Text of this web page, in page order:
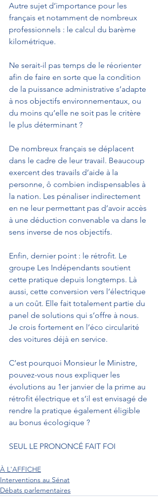
Autre sujet d’importance pour les
français et notamment de nombreux
professionnels : le calcul du barème
kilométrique.
Ne serait-il pas temps de le réorienter
afin de faire en sorte que la condition
de la puissance administrative s’adapte
à nos objectifs environnementaux, ou
du moins qu’elle ne soit pas le critère
le plus déterminant ?
De nombreux français se déplacent
dans le cadre de leur travail. Beaucoup
exercent des travails d’aide à la
personne, ô combien indispensables à
la nation. Les pénaliser indirectement
en ne leur permettant pas d’avoir accès
à une déduction convenable va dans le
sens inverse de nos objectifs.
Enfin, dernier point : le rétrofit. Le
groupe Les Indépendants soutient
cette pratique depuis longtemps. Là
aussi, cette conversion vers l’électrique
a un coût. Elle fait totalement partie du
panel de solutions qui s’offre à nous.
Je crois fortement en l’éco circularité
des voitures déjà en service.
C’est pourquoi Monsieur le Ministre,
pouvez-vous nous expliquer les
évolutions au 1er janvier de la prime au
rétrofit électrique et s’il est envisagé de
rendre la pratique également éligible
au bonus écologique ?
SEUL LE PRONONCÉ FAIT FOI
À L'AFFICHE
Interventions au Sénat
Débats parlementaires